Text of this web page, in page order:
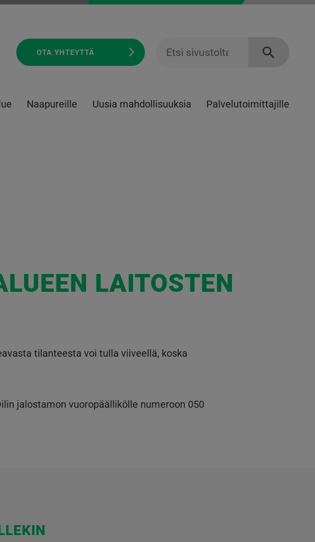
OTA YHTEYTTÄ
Naapureille Uusia mahdollisuuksia Palvelu­toimittajille
LAITOSTEN
tilanteesta voi tulla viiveellä, koska
jalostamon vuoropäällikölle numeroon 050